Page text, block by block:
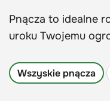
Pnącza to idealne
uroku Twojemu
Wszyskie pnącza